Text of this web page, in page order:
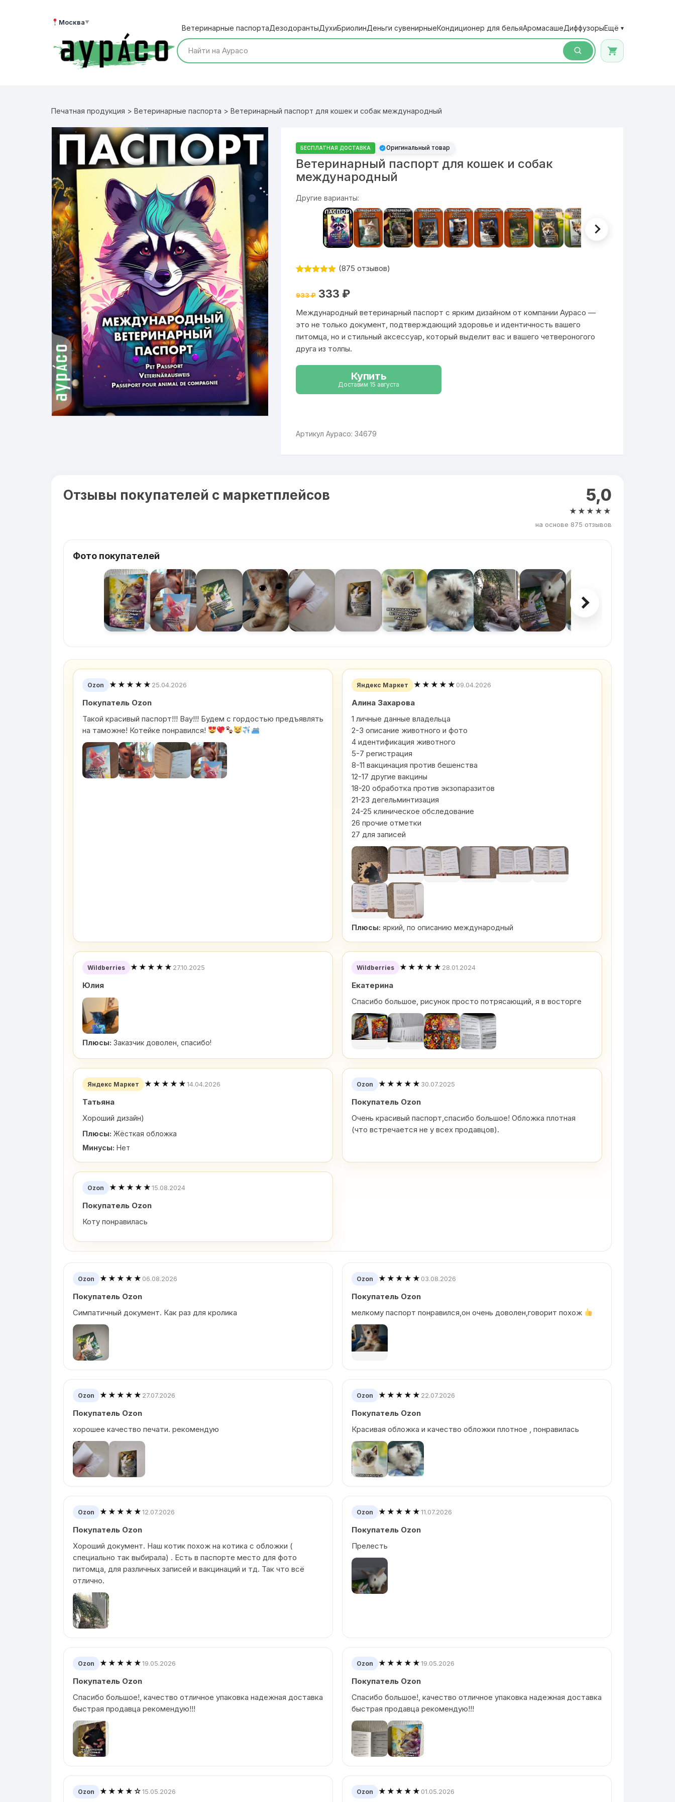
Москва▼
Ветеринарные паспортаДезодорантыДухиБриолинДеньги сувенирныеКондиционер для бельяАромасашеДиффузорыЕщё ▾
Печатная продукция > Ветеринарные паспорта > Ветеринарный паспорт для кошек и собак международный
БЕСПЛАТНАЯ ДОСТАВКА Оригинальный товар
Ветеринарный паспорт для кошек и собак
международный
Другие варианты:
на основе
пользовател
ей
(875 отзывов)
933₽ Первоначальная
цена
933 ₽.
333 ₽Текущая
Международный ветеринарный паспорт с ярким дизайном от компании Аурасо —
это не только документ, подтверждающий здоровье и идентичность вашего
питомца, но и стильный аксессуар, который выделит вас и вашего четвероногого
друга из толпы.
Купить
Доставим 15 августа
Артикул Аурасо: 34679
Отзывы покупателей с маркетплейсов 5,0
★★★★★
на основе 875 отзывов
Фото покупателей
Ozon ★★★★★ 25.04.2026
Покупатель Ozon
Такой красивый паспорт!!! Вау!!! Будем с гордостью предъявлять
на таможне! Котейке понравился!
Яндекс Маркет ★★★★★ 09.04.2026
Алина Захарова
1 личные данные владельца
2-3 описание животного и фото
4 идентификация животного
5-7 регистрация
8-11 вакцинация против бешенства
12-17 другие вакцины
18-20 обработка против экзопаразитов
21-23 дегельминтизация
24-25 клиническое обследование
26 прочие отметки
27 для записей
Плюсы: яркий, по описанию международный
Wildberries ★★★★★ 27.10.2025
Юлия
Плюсы: Заказчик доволен, спасибо!
Wildberries ★★★★★ 28.01.2024
Екатерина
Спасибо большое, рисунок просто потрясающий, я в восторге
Яндекс Маркет ★★★★★14.04.2026
Татьяна
Хороший дизайн)
Плюсы: Жёсткая обложка
Минусы: Нет
Ozon ★★★★★ 30.07.2025
Покупатель Ozon
Очень красивый паспорт,спасибо большое! Обложка плотная
(что встречается не у всех продавцов).
Ozon ★★★★★15.08.2024
Покупатель Ozon
Коту понравилась
Ozon ★★★★★ 06.08.2026
Покупатель Ozon
Симпатичный документ. Как раз для кролика
Ozon ★★★★★ 03.08.2026
Покупатель Ozon
мелкому паспорт понравился,он очень доволен,говорит похож
Ozon ★★★★★ 27.07.2026
Покупатель Ozon
хорошее качество печати. рекомендую
Ozon ★★★★★ 22.07.2026
Покупатель Ozon
Красивая обложка и качество обложки плотное , понравилась
Ozon ★★★★★12.07.2026
Покупатель Ozon
Хороший документ. Наш котик похож на котика с обложки (
специально так выбирала) . Есть в паспорте место для фото
питомца, для различных записей и вакцинаций и тд. Так что всё
отлично.
Ozon ★★★★★11.07.2026
Покупатель Ozon
Прелесть
Ozon ★★★★★19.05.2026
Покупатель Ozon
Спасибо большое!, качество отличное упаковка надежная доставка
быстрая продавца рекомендую!!!
Ozon ★★★★★19.05.2026
Покупатель Ozon
Спасибо большое!, качество отличное упаковка надежная доставка
быстрая продавца рекомендую!!!
Ozon ★★★★☆15.05.2026 Ozon ★★★★★ 01.05.2026